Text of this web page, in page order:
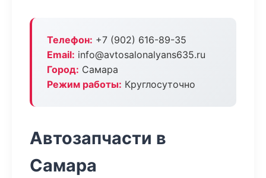
Телефон: +7 (902) 616-89-35
Email: info@avtosalonalyans635.ru
Город: Самара
Режим работы: Круглосуточно
Автозапчасти в
Самара